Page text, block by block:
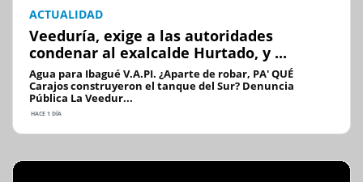
ACTUALIDAD
Veeduría, exige a las autoridades
condenar al exalcalde Hurtado, y ...
Agua para Ibagué V.A.PI. ¿Aparte de robar, PA' QUÉ
Carajos construyeron el tanque del Sur? Denuncia
Pública La Veedur...
HACE 1 DÍA